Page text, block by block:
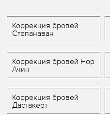
Коррекция бровей
Степанаван
Коррекция бровей Нор
Ачин
Коррекция бровей
Дастакерт